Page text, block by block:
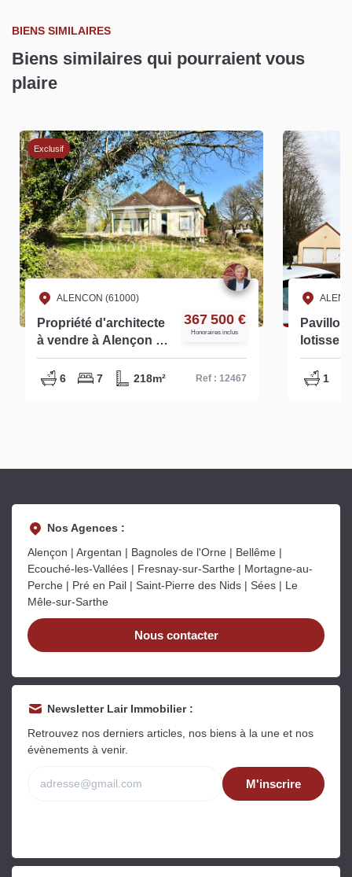
BIENS SIMILAIRES
Biens similaires qui pourraient vous
plaire
Exclusif
ALENCON (61000)
Propriété d'architecte
à vendre à Alençon -
Réf 12467
367 500 €
Honoraires inclus
6 7 218m² Ref : 12467
Pavillon
1
Nos Agences :
Alençon | Argentan | Bagnoles de l'Orne | Bellême |
Ecouché-les-Vallées | Fresnay-sur-Sarthe | Mortagne-au-
Perche | Pré en Pail | Saint-Pierre des Nids | Sées | Le
Mêle-sur-Sarthe
Nous contacter
Newsletter Lair Immobilier :
Retrouvez nos derniers articles, nos biens à la une et nos
évènements à venir.
M'inscrire